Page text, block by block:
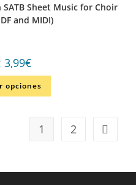
Sheet Music for Choir
and MIDI)
3,99€
opciones
1 2